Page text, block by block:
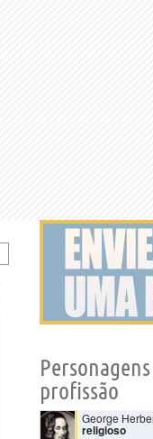
profissão
George
religioso